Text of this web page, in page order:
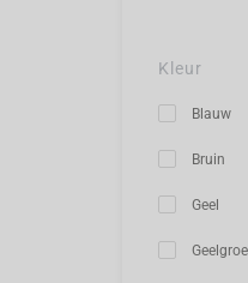
Kleur
Blauw
Bruin
Geel